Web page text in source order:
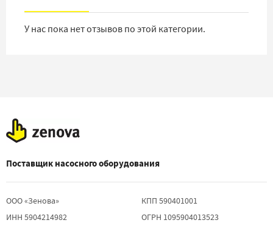
У нас пока нет отзывов по этой категории.
Поставщик насосного оборудования
ООО «Зенова»
ИНН 5904214982
КПП 590401001
ОГРН 1095904013523